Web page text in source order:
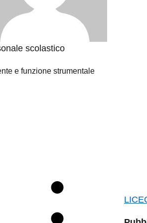
scolastico
e funzione strumentale